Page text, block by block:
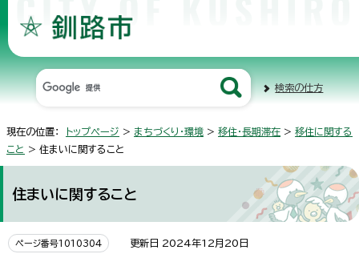
検索の仕方
現在の位置： トップページ > まちづくり・環境 > 移住・長期滞在 > 移住に関する
こと > 住まいに関すること
住まいに関すること
ページ番号1010304 更新日 2024年12月20日